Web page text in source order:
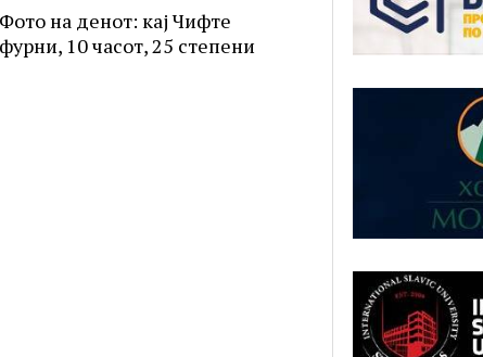
Фото на денот: кај Чифте
фурни, 10 часот, 25 степени